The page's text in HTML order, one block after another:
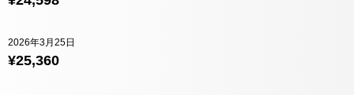
¥25,360
2026年3月25日